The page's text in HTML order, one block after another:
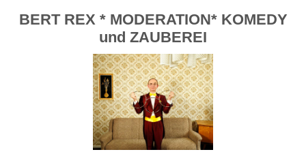
BERT REX * MODERATION* KOMEDY
und ZAUBEREI